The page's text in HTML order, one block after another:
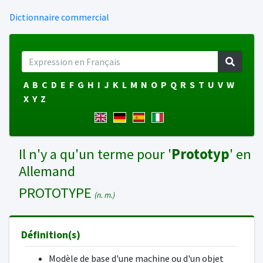
Dictionnaire commercial
A B C D E F G H I J K L M N O P Q R S T U V W
X Y Z
Il n'y a qu'un terme pour 'Prototyp' en
Allemand
PROTOTYPE (n. m.)
Définition(s)
Modèle de base d'une machine ou d'un objet